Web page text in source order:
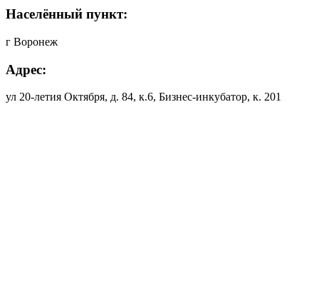
Населённый пункт:
г Воронеж
Адрес:
ул 20-летия Октября, д. 84, к.6, Бизнес-инкубатор, к. 201